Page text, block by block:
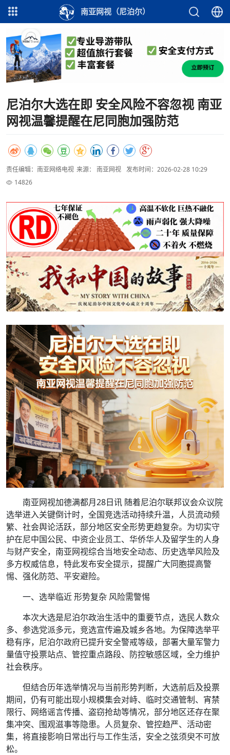
南亚网视（尼泊尔）
尼泊尔大选在即 安全风险不容忽视 南亚
网视温馨提醒在尼同胞加强防范
责任编辑：南亚网络电视 来源： 南亚网视 发布时间：2026-02-28 10:29
14826
南亚网视加德满都月28日讯 随着尼泊尔联邦议会众议院
选举进入关键倒计时，全国竞选活动持续升温，人员流动频
繁、社会舆论活跃，部分地区安全形势更趋复杂。为切实守
护在尼中国公民、中资企业员工、华侨华人及留学生的人身
与财产安全，南亚网视综合当地安全动态、历史选举风险及
多方权威信息，特此发布安全提示，提醒广大同胞提高警
惕、强化防范、平安避险。
一、选举临近 形势复杂 风险需警惕
本次大选是尼泊尔政治生活中的重要节点，选民人数众
多、参选党派多元，竞选宣传遍及城乡各地。为保障选举平
稳有序，尼泊尔政府已提升安全警戒等级，部署大量军警力
量值守投票站点、管控重点路段、防控敏感区域，全力维护
社会秩序。
但结合历年选举情况与当前形势判断，大选前后及投票
期间，仍有可能出现小规模集会对峙、临时交通管制、宵禁
限行、网络谣言传播、盗窃抢劫等情况，部分地区还存在聚
集冲突、围观滋事等隐患。人员复杂、管控趋严、活动密
集，将直接影响日常出行与工作生活，安全之弦须臾不可放
松。